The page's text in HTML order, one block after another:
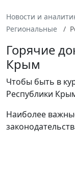
Новости и
Региональные
Горячие
Крым
Чтобы быть в
Республики
Наиболее